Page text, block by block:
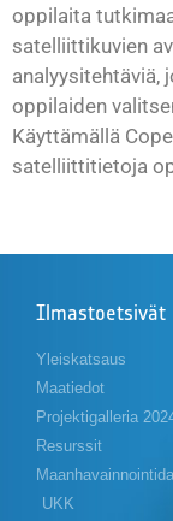
oppilaita
satelliittikuvien
analyysitehtäviä,
oppilaiden
Käyttämällä
satelliittitietoja
Ilmastoetsivät
Yleiskatsaus
Maatiedot
Projektigalleria
Resurssit
UKK